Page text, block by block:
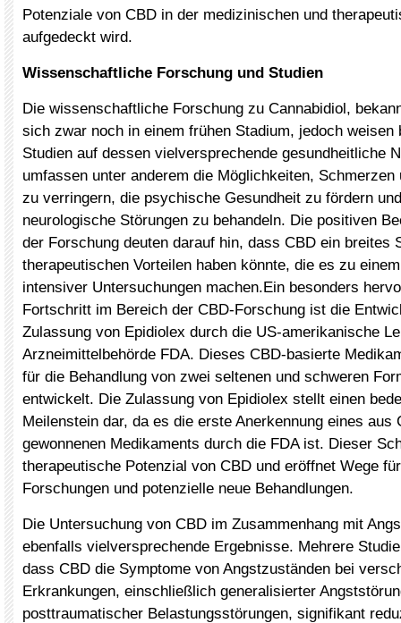
Potenziale von CBD in der medizinischen und
aufgedeckt wird.
Wissenschaftliche Forschung und Studien
Die wissenschaftliche Forschung zu Cannabidiol,
sich zwar noch in einem frühen Stadium, jedoch weisen
Studien auf dessen vielversprechende gesundheitliche
umfassen unter anderem die Möglichkeiten, Schmerzen
zu verringern, die psychische Gesundheit zu fördern
neurologische Störungen zu behandeln. Die positiven
der Forschung deuten darauf hin, dass CBD ein breites
therapeutischen Vorteilen haben könnte, die es zu
intensiver Untersuchungen machen.Ein besonders
Fortschritt im Bereich der CBD-Forschung ist die
Zulassung von Epidiolex durch die US-amerikanische
Arzneimittelbehörde FDA. Dieses CBD-basierte
für die Behandlung von zwei seltenen und schweren
entwickelt. Die Zulassung von Epidiolex stellt einen
Meilenstein dar, da es die erste Anerkennung eines aus
gewonnenen Medikaments durch die FDA ist. Dieser
therapeutische Potenzial von CBD und eröffnet Wege
Forschungen und potenzielle neue Behandlungen.
Die Untersuchung von CBD im Zusammenhang mit
ebenfalls vielversprechende Ergebnisse. Mehrere
dass CBD die Symptome von Angstzuständen bei
Erkrankungen, einschließlich generalisierter
posttraumatischer Belastungsstörungen, signifikant